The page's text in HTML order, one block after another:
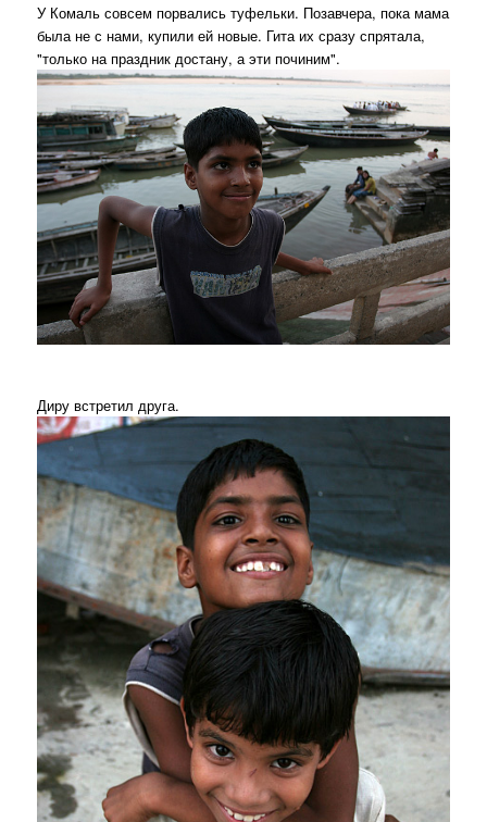
У Комаль совсем порвались туфельки. Позавчера, пока мама
была не с нами, купили ей новые. Гита их сразу спрятала,
"только на праздник достану, а эти починим".
Диру встретил друга.